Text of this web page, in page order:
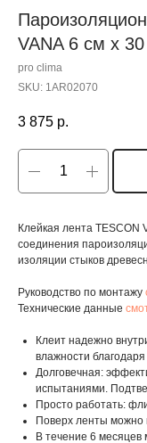
VANA 6 cм x
pro clima
SKU: 1AR02070
3 875 р.
Клейкая лента TESCON
соединения
изоляции стыков
Руководство по монтажу
Технические данные
Клеит надежно
влажности
Долговечная:
испытаниями.
Просто работать:
Поверх ленты можно
В течение 6